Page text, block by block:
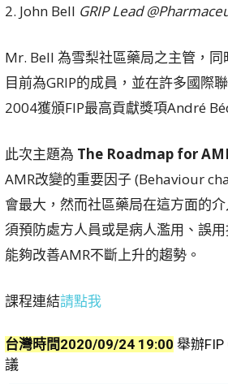
2. John Bell GRIP Lead
Mr. Bell 為雪梨社區藥局之主管，
目前為GRIP的成員，並在許多國際
2004獲頒FIP最高貢獻獎項André
此次主題為 The Roadmap for
AMR改變的重要因子 (Behaviour
會最大，然而社區藥局在這方面的
須預防處方人員或是病人濫用、誤
能夠改善AMR不斷上升的趨勢。
課程連結請點我
台灣時間2020/09/24 19:00 舉辦
議